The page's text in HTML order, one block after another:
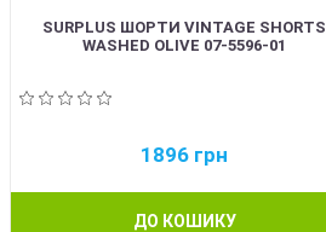
SURPLUS ШОРТИ VINTAGE SHORTS
WASHED OLIVE 07-5596-01
1896 грн
ДО КОШИКУ